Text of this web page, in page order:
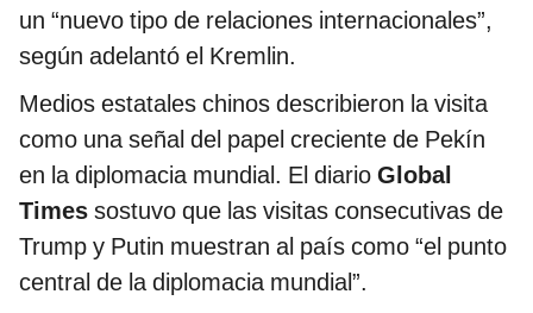
un “nuevo tipo de relaciones internacionales”,
según adelantó el Kremlin.
Medios estatales chinos describieron la visita
como una señal del papel creciente de Pekín
en la diplomacia mundial. El diario Global
Times sostuvo que las visitas consecutivas de
Trump y Putin muestran al país como “el punto
central de la diplomacia mundial”.